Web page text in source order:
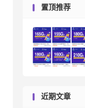
置顶推荐
近期文章